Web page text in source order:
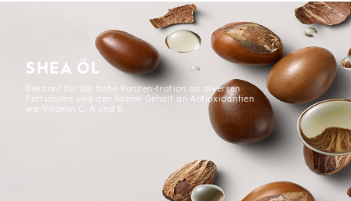
SHEA ÖL
Bekannt für die hohe Konzen-tration an diversen
Fettsäuren und den hohen Gehalt an Antioxidantien
wie Vitamin C, A und E.